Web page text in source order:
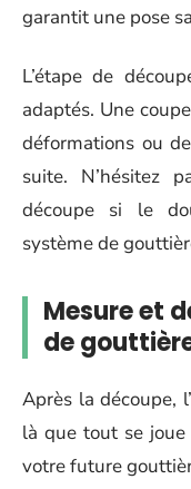
garantit une pose
L’étape de
adaptés. Une
déformations ou
suite. N’hésitez
découpe si le
système de
Mesure et
de
Après la découpe,
là que tout se
votre future